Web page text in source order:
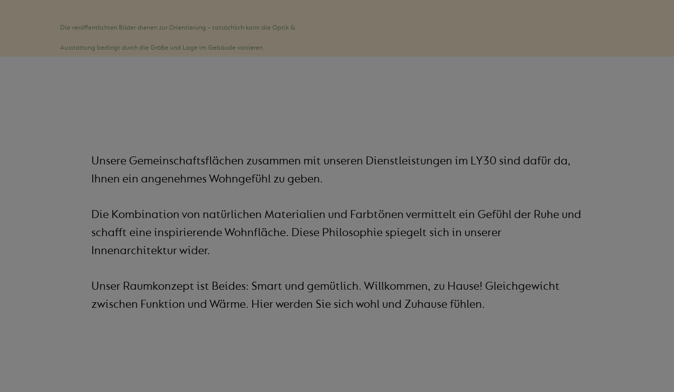
Die veröffentlichten Bilder dienen zur Orientierung – tatsächlich kann die Optik &
Ausstattung bedingt durch die Größe und Lage im Gebäude variieren.
Unsere Gemeinschaftsflächen zusammen mit unseren Dienstleistungen im LY30 sind dafür da,
Ihnen ein angenehmes Wohngefühl zu geben.
Die Kombination von natürlichen Materialien und Farbtönen vermittelt ein Gefühl der Ruhe und
schafft eine inspirierende Wohnfläche. Diese Philosophie spiegelt sich in unserer
Innenarchitektur wider.
Unser Raumkonzept ist Beides: Smart und gemütlich. Willkommen, zu Hause! Gleichgewicht
zwischen Funktion und Wärme. Hier werden Sie sich wohl und Zuhause fühlen.